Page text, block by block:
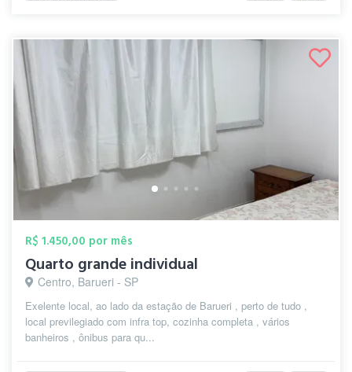
R$ 1.450,00 por mês
Quarto grande individual
Centro, Barueri - SP
Exelente local, ao lado da estação de Barueri , perto de tudo ,
local previlegiado com infra top, cozinha completa , vários
banheiros , ônibus para qu...